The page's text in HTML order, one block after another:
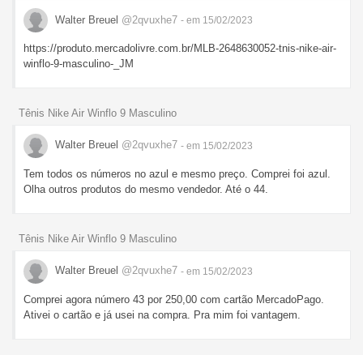
Walter Breuel @2qvuxhe7 - em 15/02/2023
https://produto.mercadolivre.com.br/MLB-2648630052-tnis-nike-air-
winflo-9-masculino-_JM
Tênis Nike Air Winflo 9 Masculino
Walter Breuel @2qvuxhe7 - em 15/02/2023
Tem todos os números no azul e mesmo preço. Comprei foi azul.
Olha outros produtos do mesmo vendedor. Até o 44.
Tênis Nike Air Winflo 9 Masculino
Walter Breuel @2qvuxhe7 - em 15/02/2023
Comprei agora número 43 por 250,00 com cartão MercadoPago.
Ativei o cartão e já usei na compra. Pra mim foi vantagem.